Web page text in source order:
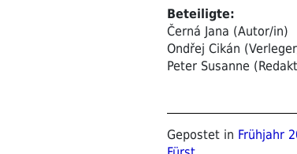
Beteiligte:
Černá Jana (Autor/in)
Ondřej Cikán
Peter Susanne
Gepostet in Frühjahr